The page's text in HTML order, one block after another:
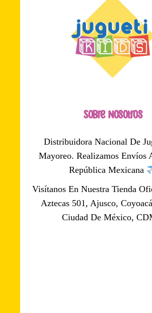
Sobre Nosotros
Distribuidora Nacional De
Mayoreo. Realizamos Envíos
República Mexicana
Visítanos En Nuestra Tienda
Aztecas 501, Ajusco,
Ciudad De México,